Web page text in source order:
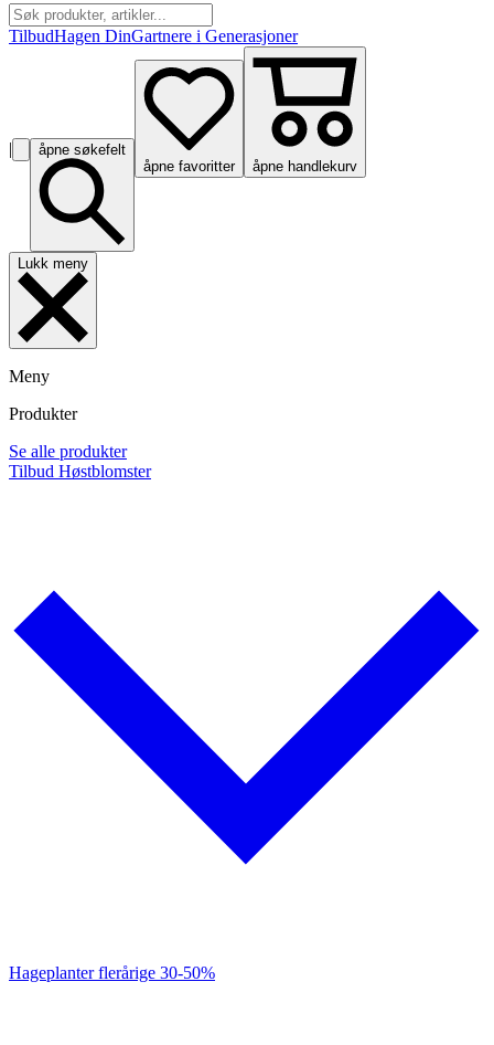
TilbudHagen DinGartnere i Generasjoner
|
åpne søkefelt
åpne favoritter
åpne handlekurv
Lukk meny
Meny
Produkter
Se alle produkter
Tilbud Høstblomster
Hageplanter flerårige 30-50%